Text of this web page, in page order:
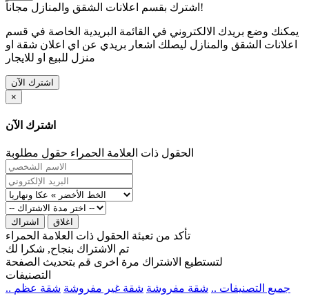
اشترك بقسم اعلانات الشقق والمنازل مجاناً!
يمكنك وضع بريدك الالكتروني في القائمة البريدية الخاصة في قسم
اعلانات الشقق والمنازل ليصلك اشعار بريدي عن اي اعلان شقة او
منزل للبيع او للايجار
اشترك الآن
×
اشترك الآن
الحقول ذات العلامة الحمراء حقول مطلوبة
اشتراك اغلاق
تأكد من تعبئة الحقول ذات العلامة الحمراء
تم الاشتراك بنجاح, شكرا لك
لتستطيع الاشتراك مرة اخرى قم بتحديث الصفحة
التصنيفات
.. جميع التصنيفات .. شقة مفروشة شقة غير مفروشة شقة عظم